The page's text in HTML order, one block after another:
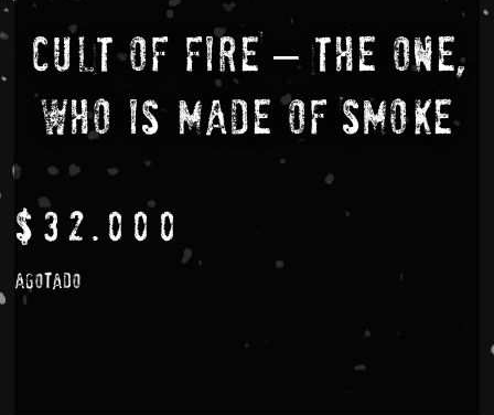
CULT OF FIRE – The One,
Who Is Made Of Smoke
$ 32.000
Agotado